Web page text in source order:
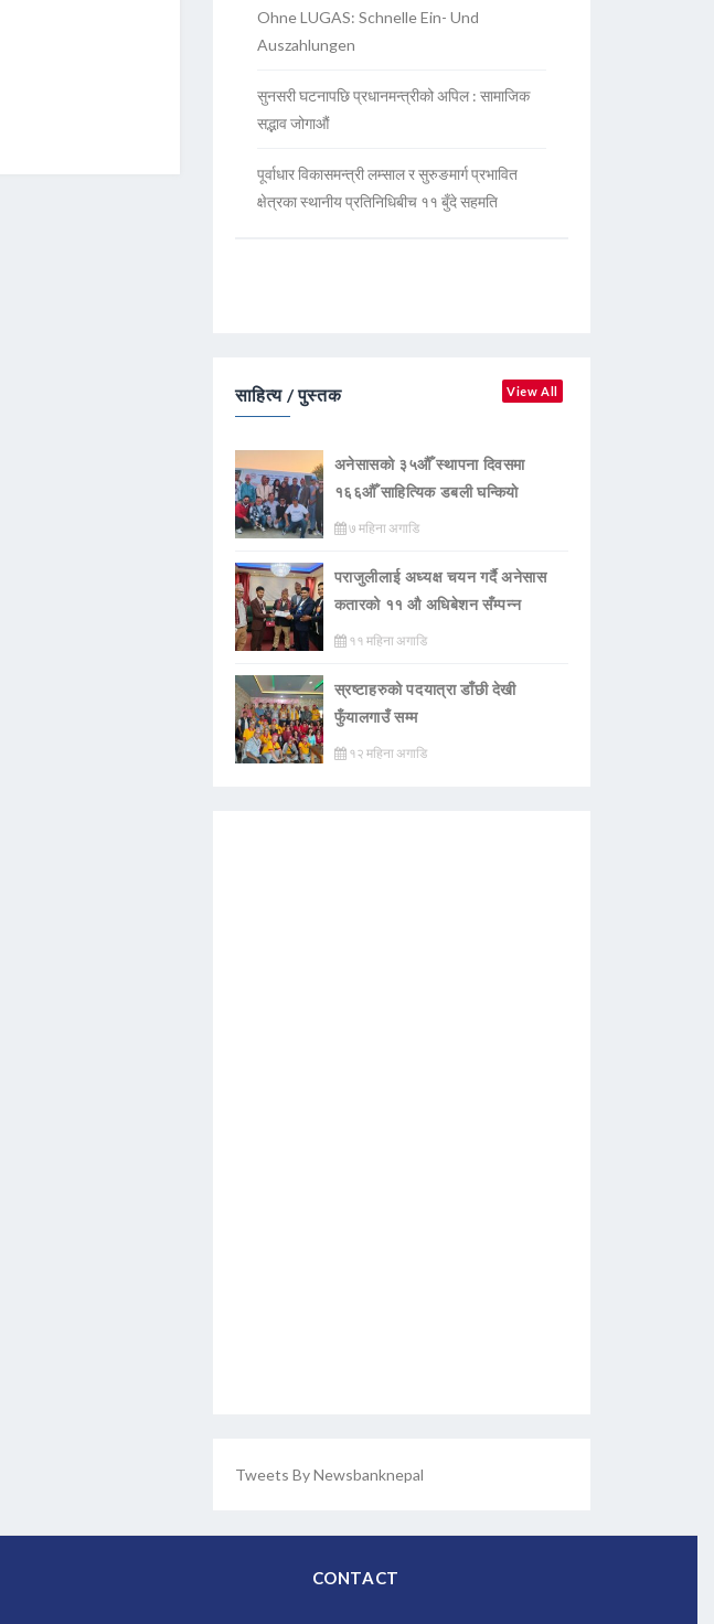
Ohne LUGAS: Schnelle Ein- Und
Auszahlungen
सुनसरी घटनापछि प्रधानमन्त्रीको अपिल : सामाजिक
सद्भाव जोगाऔं
पूर्वाधार विकासमन्त्री लम्साल र सुरुङमार्ग प्रभावित
क्षेत्रका स्थानीय प्रतिनिधिबीच ११ बुँदे सहमति
साहित्य / पुस्तक View All
अनेसासको ३५औँ स्थापना दिवसमा
१६६औँ साहित्यिक डबली घन्कियाे
७ महिना अगाडि
पराजुलीलाई अध्यक्ष चयन गर्दै अनेसास
कतारको ११ औ अधिबेशन सँम्पन्न
११ महिना अगाडि
स्रष्टाहरुको पदयात्रा डाँछी देखी
फुँयालगाउँ सम्म
१२ महिना अगाडि
Tweets By Newsbanknepal
CONTACT